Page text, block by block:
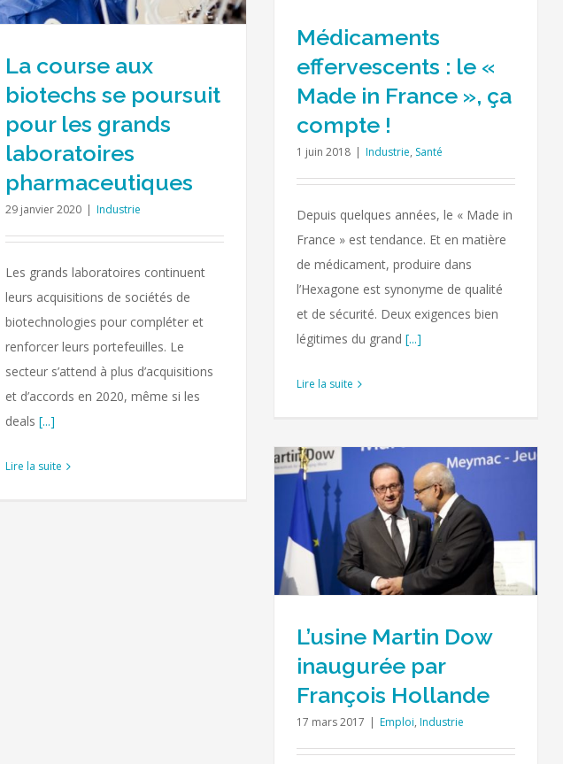
La course aux
biotechs se poursuit
pour les grands
laboratoires
pharmaceutiques
29 janvier 2020 | Industrie
Les grands laboratoires continuent
leurs acquisitions de sociétés de
biotechnologies pour compléter et
renforcer leurs portefeuilles. Le
secteur s’attend à plus d’acquisitions
et d’accords en 2020, même si les
deals [...]
Lire la suite
Médicaments
effervescents : le «
Made in France », ça
compte !
1 juin 2018 | Industrie, Santé
Depuis quelques années, le « Made in
France » est tendance. Et en matière
de médicament, produire dans
l’Hexagone est synonyme de qualité
et de sécurité. Deux exigences bien
légitimes du grand [...]
Lire la suite
L’usine Martin Dow
inaugurée par
François Hollande
17 mars 2017 | Emploi, Industrie